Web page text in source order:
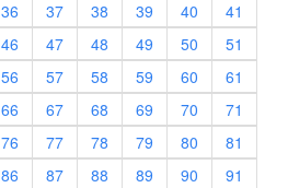
36 37 38 39 40
41
46 47 48 49 50
51
56 57 58 59 60
61
66 67 68 69 70
71
76 77 78 79 80
81
86 87 88 89 90
91